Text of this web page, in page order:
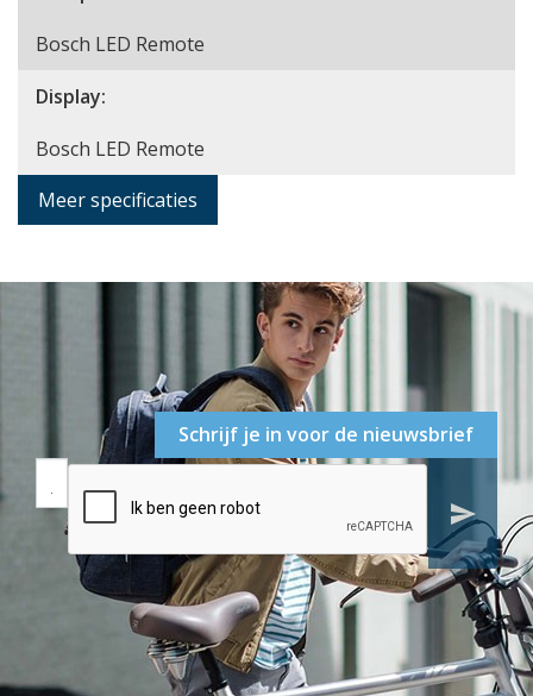
Bosch LED Remote
Display:
Bosch LED Remote
Meer specificaties
Schrijf je in voor de nieuwsbrief
send